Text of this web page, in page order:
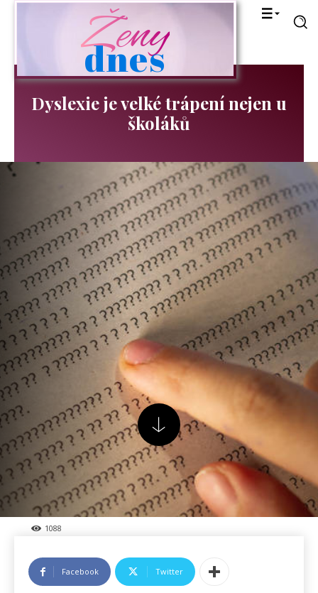
Ženy
dnes
Dyslexie je velké trápení nejen u
školáků
1088
Facebook Twitter